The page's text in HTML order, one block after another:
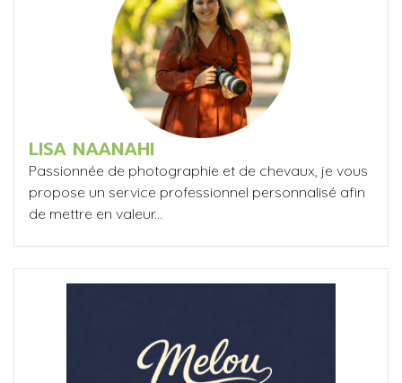
LISA NAANAHI
Passionnée de photographie et de chevaux, je vous
propose un service professionnel personnalisé afin
de mettre en valeur...